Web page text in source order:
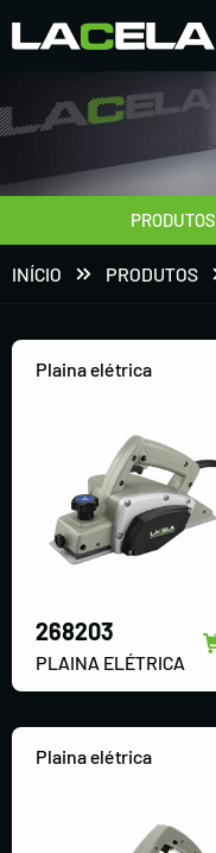
PRODUTOS
INÍCIO PRODUTOS
Plaina elétrica
268203
PLAINA ELÉTRICA
Plaina elétrica